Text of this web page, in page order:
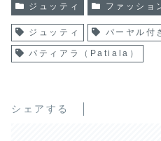
ジュッティ ファッショ
ジュッティ パーヤル付
パティアラ（Patiala）
シェアする